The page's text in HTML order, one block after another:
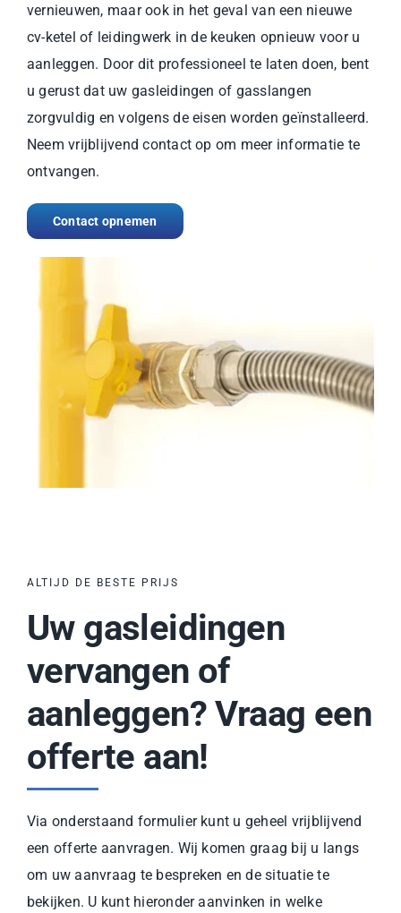
vernieuwen, maar ook in het geval van een nieuwe
cv-ketel of leidingwerk in de keuken opnieuw voor u
aanleggen. Door dit professioneel te laten doen, bent
u gerust dat uw gasleidingen of gasslangen
zorgvuldig en volgens de eisen worden geïnstalleerd.
Neem vrijblijvend contact op om meer informatie te
ontvangen.
Contact opnemen
ALTIJD DE BESTE PRIJS
Uw gasleidingen
vervangen of
aanleggen? Vraag een
offerte aan!
Via onderstaand formulier kunt u geheel vrijblijvend
een offerte aanvragen. Wij komen graag bij u langs
om uw aanvraag te bespreken en de situatie te
bekijken. U kunt hieronder aanvinken in welke